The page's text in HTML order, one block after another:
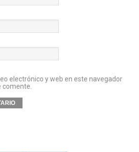
electrónico y web en este navegador
comente.